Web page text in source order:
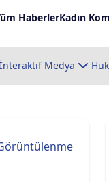
HaberlerKadın
İnteraktif Medya